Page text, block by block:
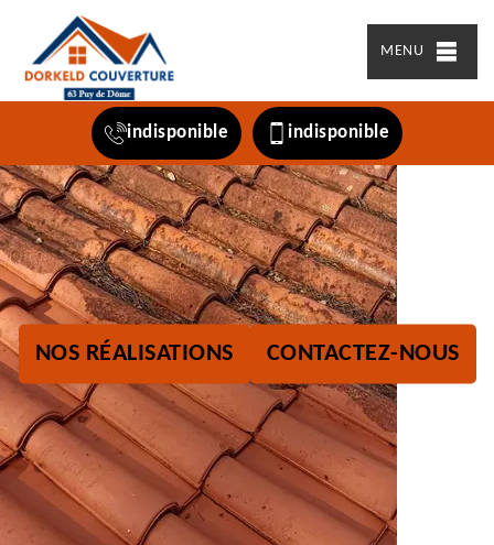
MENU
indisponible indisponible
NOS RÉALISATIONS CONTACTEZ-NOUS